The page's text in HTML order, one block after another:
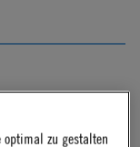
optimal zu gestalten